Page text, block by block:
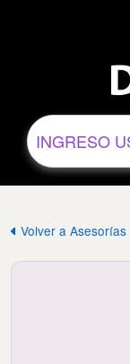
INGRESO
Volver a Asesorías